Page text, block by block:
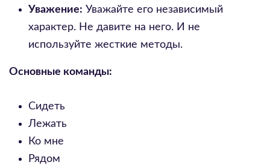
Уважение: Уважайте его независимый
характер. Не давите на него. И не
используйте жесткие методы.
Основные команды:
Сидеть
Лежать
Ко мне
Рядом